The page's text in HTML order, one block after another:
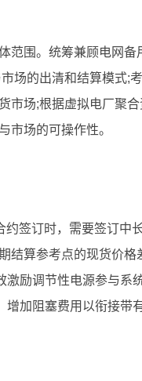
范围。统筹兼顾电网备
场的出清和结算模式;
市场;根据虚拟电厂聚
市场的可操作性。
签订时，需要签订中
结算参考点的现货价格
激励调节性电源参与系
加阻塞费用以衔接带